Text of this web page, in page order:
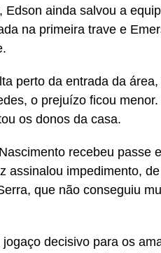
Edson ainda salvou a
na primeira trave e
perto da entrada da
o prejuízo ficou
os donos da casa.
recebeu passe
assinalou impedimento,
que não conseguiu
decisivo para os